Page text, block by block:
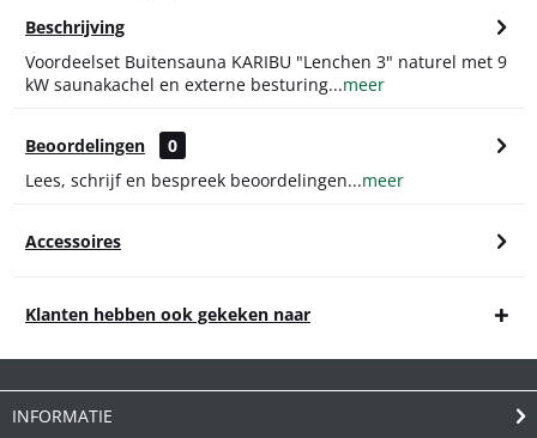
Beschrijving
Voordeelset Buitensauna KARIBU "Lenchen 3" naturel met 9
kW saunakachel en externe besturing...meer
Beoordelingen
0
Lees, schrijf en bespreek beoordelingen...meer
Accessoires
Klanten hebben ook gekeken naar
INFORMATIE